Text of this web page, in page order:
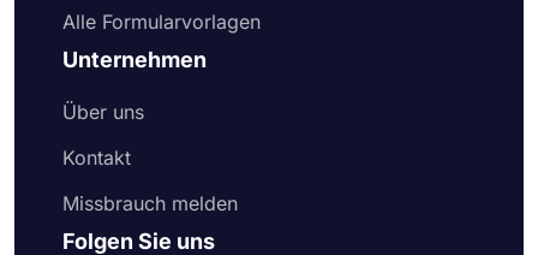
Alle Formularvorlagen
Unternehmen
Über uns
Kontakt
Missbrauch melden
Folgen Sie uns